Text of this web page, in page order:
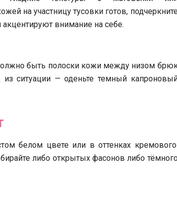
на участницу тусовки готов,
внимание на себе.
быть полоски кожи между низом
из ситуации — оденьте темный
белом цвете или в оттенках кремового.
либо открытых фасонов либо